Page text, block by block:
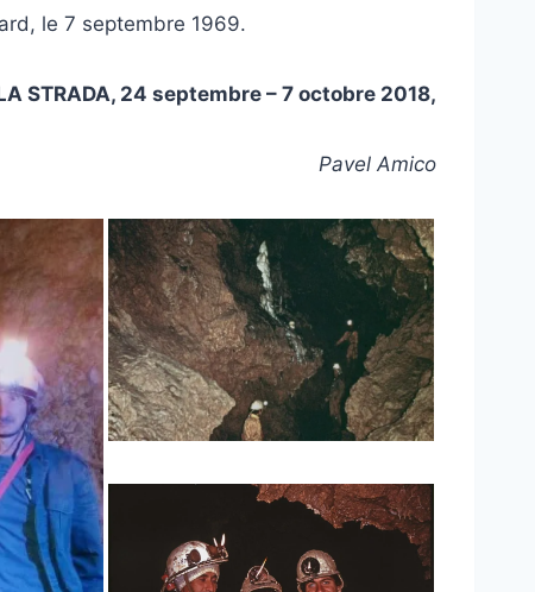
le 7 septembre 1969.
STRADA, 24 septembre – 7 octobre 2018,
Pavel Amico